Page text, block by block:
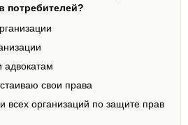
потребителей?
адвокатам
свои права
всех организаций по защите прав